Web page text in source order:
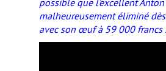
malheureusement éliminé
avec son œuf à 59 000 francs